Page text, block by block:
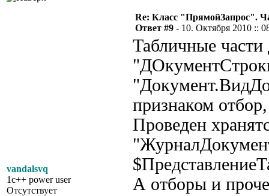
vandalsvq
1c++ power user
Отсутствует
Re: Класс "ПрямойЗапрос".
Ответ #9 - 10. Октября 2010 ::
Табличные части
признаком
Проведен
А отборы и